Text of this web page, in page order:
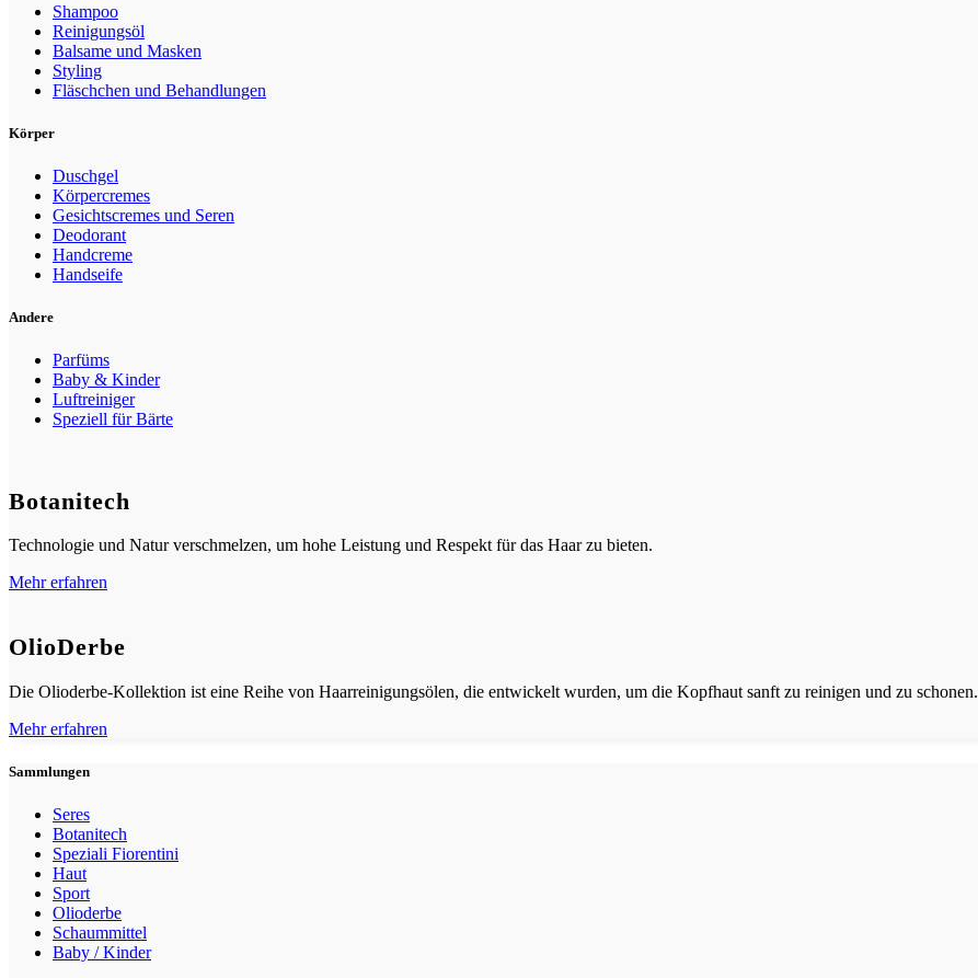
Shampoo
Reinigungsöl
Balsame und Masken
Styling
Fläschchen und Behandlungen
Körper
Duschgel
Körpercremes
Gesichtscremes und Seren
Deodorant
Handcreme
Handseife
Andere
Parfüms
Baby & Kinder
Luftreiniger
Speziell für Bärte
Botanitech
Technologie und Natur verschmelzen, um hohe Leistung und Respekt für das Haar zu bieten.
Mehr erfahren
OlioDerbe
Die Olioderbe-Kollektion ist eine Reihe von Haarreinigungsölen, die entwickelt wurden, um die Kopfhaut sanft zu reinigen und zu schonen.
Mehr erfahren
Sammlungen
Seres
Botanitech
Speziali Fiorentini
Haut
Sport
Olioderbe
Schaummittel
Baby / Kinder